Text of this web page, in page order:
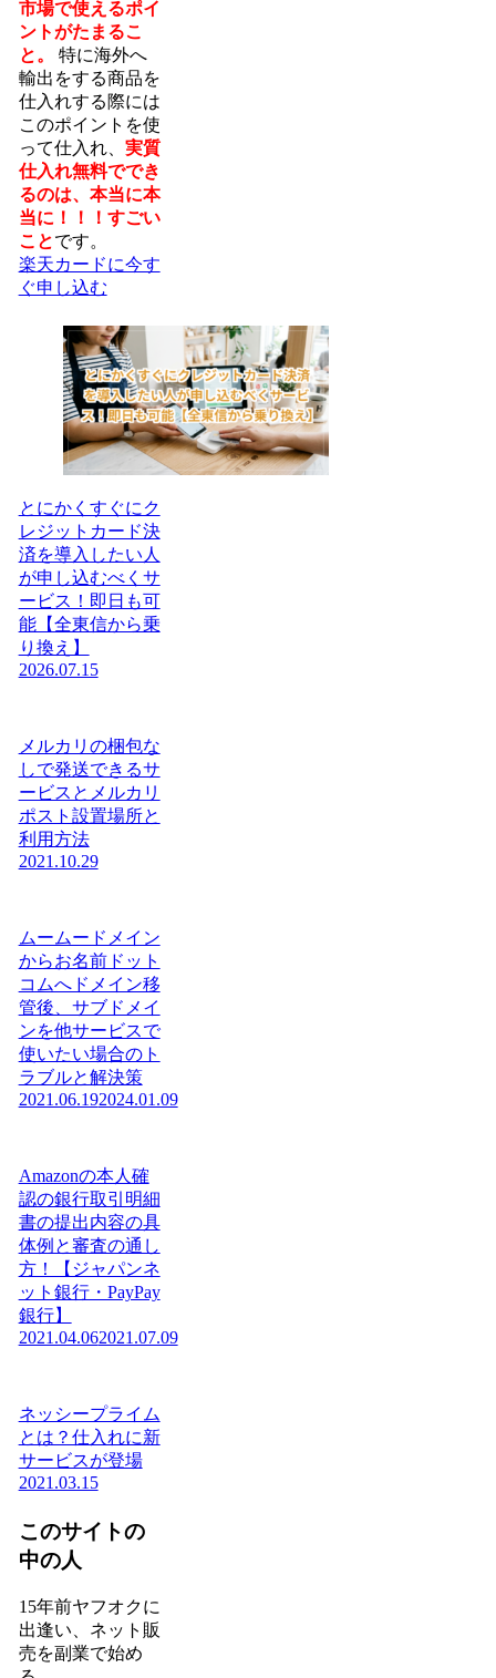
市場で使えるポイ
ントがたまるこ
と。
特に海外へ
輸出をする商品を
仕入れする際には
このポイントを使
って仕入れ、 実質
仕入れ無料ででき
るのは、本当に本
当に！！！すごい
ことです。
楽天カードに今す
ぐ申し込む
とにかくすぐにク
レジットカード決
済を導入したい人
が申し込むべくサ
ービス！即日も可
能【全東信から乗
り換え】
2026.07.15
メルカリの梱包な
しで発送できるサ
ービスとメルカリ
ポスト設置場所と
利用方法
2021.10.29
ムームードメイン
からお名前ドット
コムへドメイン移
管後、サブドメイ
ンを他サービスで
使いたい場合のト
ラブルと解決策
2021.06.192024.01.09
Amazonの本人確
認の銀行取引明細
書の提出内容の具
体例と審査の通し
方！【ジャパンネ
ット銀行・PayPay
銀行】
2021.04.062021.07.09
ネッシープライム
とは？仕入れに新
サービスが登場
2021.03.15
このサイトの
中の人
15年前ヤフオクに
出逢い、ネット販
売を副業で始め